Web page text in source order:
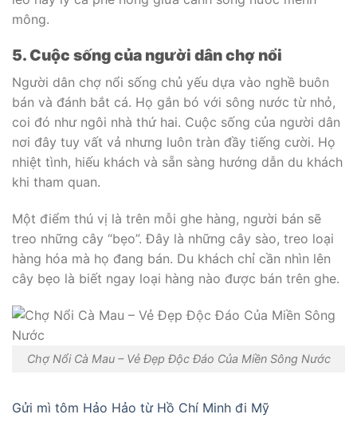
mông.
5. Cuộc sống của người dân chợ nổi
Người dân chợ nổi sống chủ yếu dựa vào nghề buôn
bán và đánh bắt cá. Họ gắn bó với sông nước từ nhỏ,
coi đó như ngôi nhà thứ hai. Cuộc sống của người dân
nơi đây tuy vất vả nhưng luôn tràn đầy tiếng cười. Họ
nhiệt tình, hiếu khách và sẵn sàng hướng dẫn du khách
khi tham quan.
Một điểm thú vị là trên mỗi ghe hàng, người bán sẽ
treo những cây “bẹo”. Đây là những cây sào, treo loại
hàng hóa mà họ đang bán. Du khách chỉ cần nhìn lên
cây bẹo là biết ngay loại hàng nào được bán trên ghe.
Chợ Nổi Cà Mau – Vẻ Đẹp Độc Đáo Của Miền Sông Nước
Gửi mì tôm Hảo Hảo từ Hồ Chí Minh đi Mỹ